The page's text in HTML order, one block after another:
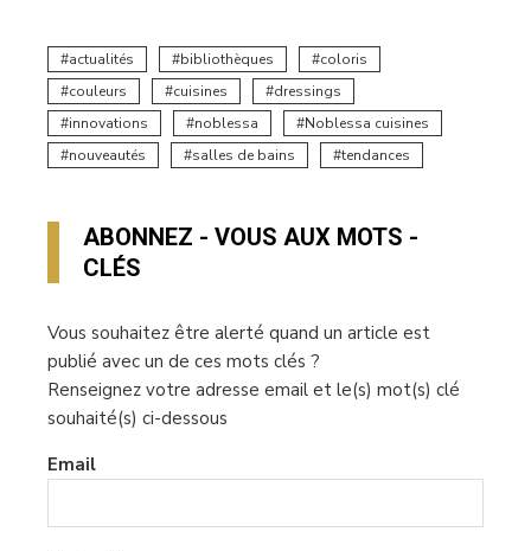
actualités bibliothèques
coloris
couleurs
cuisines
dressings
innovations
noblessa
Noblessa cuisines
nouveautés
salles de bains tendances
ABONNEZ - VOUS AUX MOTS -
CLÉS
Vous souhaitez être alerté quand un article est
publié avec un de ces mots clés ?
Renseignez votre adresse email et le(s) mot(s) clé
souhaité(s) ci-dessous
Email